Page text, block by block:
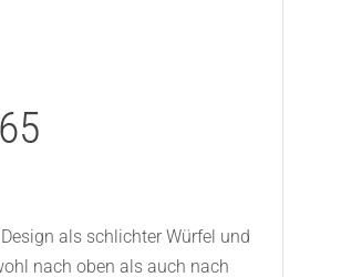
als schlichter Würfel und
nach oben als auch nach